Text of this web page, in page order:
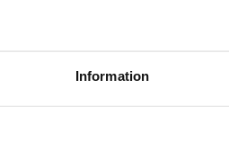
Information